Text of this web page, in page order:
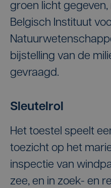
groen licht
Belgisch Instituut
bijstelling van de
gevraagd.
Sleutelrol
Het toestel speelt
toezicht op het
inspectie van
zee, en in zoek- en